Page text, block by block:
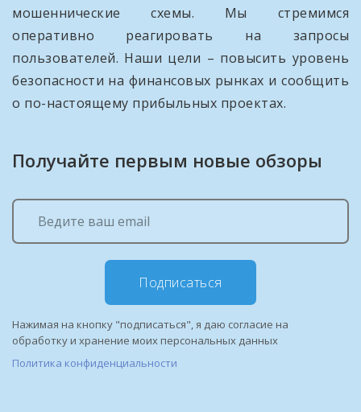
мошеннические схемы. Мы стремимся
оперативно реагировать на запросы
пользователей. Наши цели – повысить уровень
безопасности на финансовых рынках и сообщить
о по-настоящему прибыльных проектах.
Получайте первым новые обзоры
Подписаться
Нажимая на кнопку "подписаться", я даю согласие на
обработку и хранение моих персональных данных
Политика конфиденциальности